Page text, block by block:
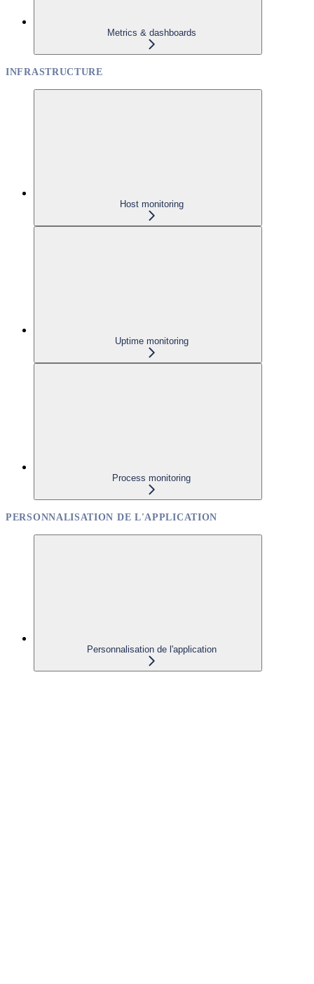
Metrics & dashboards
INFRASTRUCTURE
Host monitoring
Uptime monitoring
Process monitoring
PERSONNALISATION DE L'APPLICATION
Personnalisation de l'application